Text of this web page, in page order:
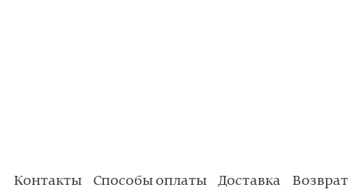
Контакты Способы оплаты Доставка Возврат